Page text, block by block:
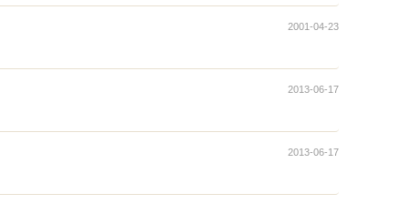
2001-04-23
2013-06-17
2013-06-17